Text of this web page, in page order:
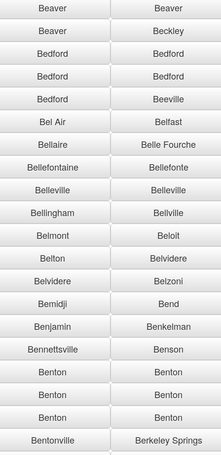
Beaver
Beaver
Beaver
Beckley
Bedford
Bedford
Bedford
Bedford
Bedford
Beeville
Bel Air
Belfast
Bellaire
Belle Fourche
Bellefontaine
Bellefonte
Belleville
Belleville
Bellingham
Bellville
Belmont
Beloit
Belton
Belvidere
Belvidere
Belzoni
Bemidji
Bend
Benjamin
Benkelman
Bennettsville
Benson
Benton
Benton
Benton
Benton
Benton
Benton
Bentonville
Berkeley Springs